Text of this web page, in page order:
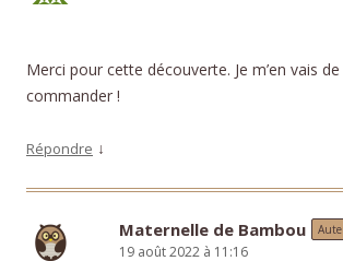
Merci pour cette découverte. Je m’en vais
commander !
Répondre ↓
Maternelle de Bambou
19 août 2022 à 11:16